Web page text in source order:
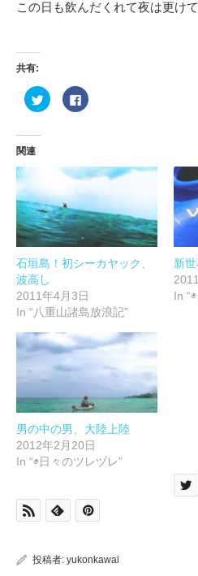
この日も飲んだくれて夜は更け
共有:
ク
リ
(新
し
い
ウ
ィ
ン
ウ
で
開
き
ま
す)
Facebook
で
は
ク
リ
ッ
ク
し
て
く
だ
い
い
ウ
ィ
ン
ウ
で
関連
石垣島！初シーカヤック、
波高し
2011年4月3日
In “八重山諸島放浪記”
新
In
男の中の男、大陸上陸
2012年2月20日
In “◉日々のツレヅレ”
投稿者: yukonkawai